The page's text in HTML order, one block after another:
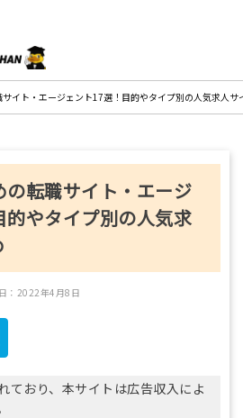
イト・エージェント17選！目的やタイプ別の人気求人サ
の転職サイト・エージ
的やタイプ別の人気求
：2022年4月8日
ており、本サイトは広告収入によ